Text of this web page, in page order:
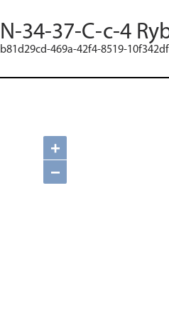
N-34-37-C-c-4
b81d29cd-469a-42f4-8519-
+
−